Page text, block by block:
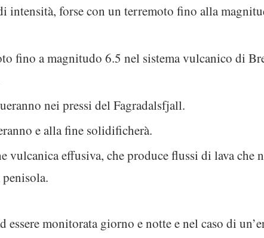
intensità, forse con un terremoto fino alla
fino a magnitudo 6.5 nel sistema vulcanico di
nei pressi del Fagradalsfjall.
e alla fine solidificherà.
vulcanica effusiva, che produce flussi di lava che
essere monitorata giorno e notte e nel caso di